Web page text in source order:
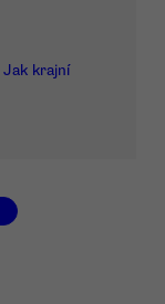
krajní